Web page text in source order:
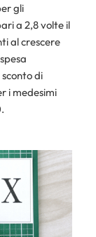
gli
a 2,8 volte il
al crescere
di
i medesimi